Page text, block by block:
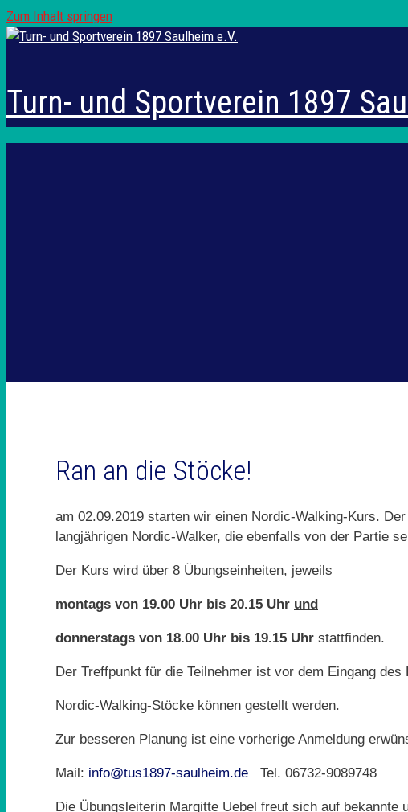
Zum Inhalt springen
Turn- und Sportverein 1897
Ran an die Stöcke!
am 02.09.2019 starten wir einen Nordic-Walking-Kurs.
langjährigen Nordic-Walker, die ebenfalls von der Partie
Der Kurs wird über 8 Übungseinheiten, jeweils
montags von 19.00 Uhr bis 20.15 Uhr und
donnerstags von 18.00 Uhr bis 19.15 Uhr stattfinden.
Der Treffpunkt für die Teilnehmer ist vor dem Eingang
Nordic-Walking-Stöcke können gestellt werden.
Zur besseren Planung ist eine vorherige Anmeldung
Mail: info@tus1897-saulheim.de Tel. 06732-9089748
Die Übungsleiterin Margitte Uebel freut sich auf bekannte